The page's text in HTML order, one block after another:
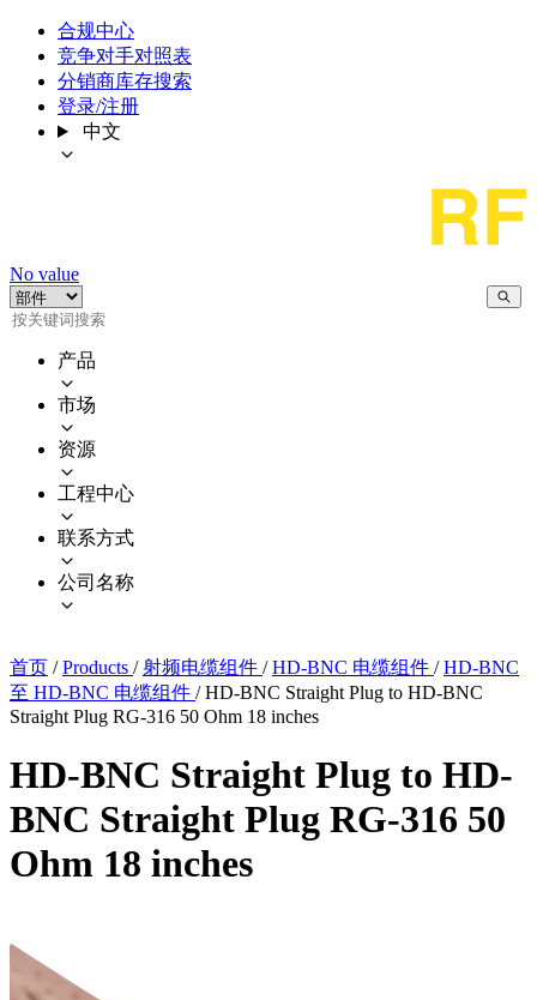
合规中心
竞争对手对照表
分销商库存搜索
登录/注册
中文
No value
产品
市场
资源
工程中心
联系方式
公司名称
首页 / Products / 射频电缆组件 / HD-BNC 电缆组件 / HD-BNC
至 HD-BNC 电缆组件 / HD-BNC Straight Plug to HD-BNC
Straight Plug RG-316 50 Ohm 18 inches
HD-BNC Straight Plug to HD-
BNC Straight Plug RG-316 50
Ohm 18 inches